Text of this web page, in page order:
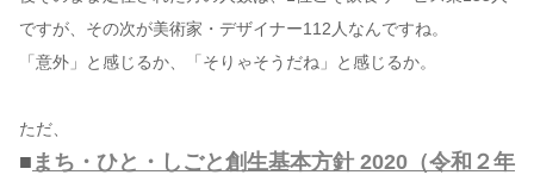
ですが、その次が美術家・デザイナー112人なんですね。
「意外」と感じるか、「そりゃそうだね」と感じるか。
ただ、
■ まち・ひと・しごと創生基本方針 2020（令和２年